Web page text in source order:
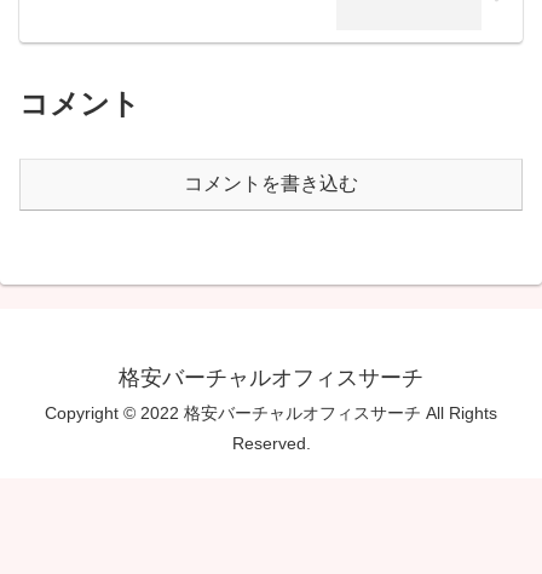
コメント
コメントを書き込む
格安バーチャルオフィスサーチ
Copyright © 2022 格安バーチャルオフィスサーチ All Rights
Reserved.